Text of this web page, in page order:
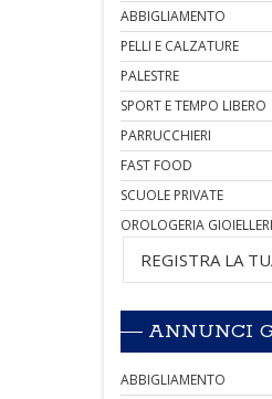
ABBIGLIAMENTO
PELLI E CALZATURE
PALESTRE
SPORT E TEMPO LIBERO
PARRUCCHIERI
FAST FOOD
SCUOLE PRIVATE
OROLOGERIA
REGISTRA LA
ANNUNCI
ABBIGLIAMENTO